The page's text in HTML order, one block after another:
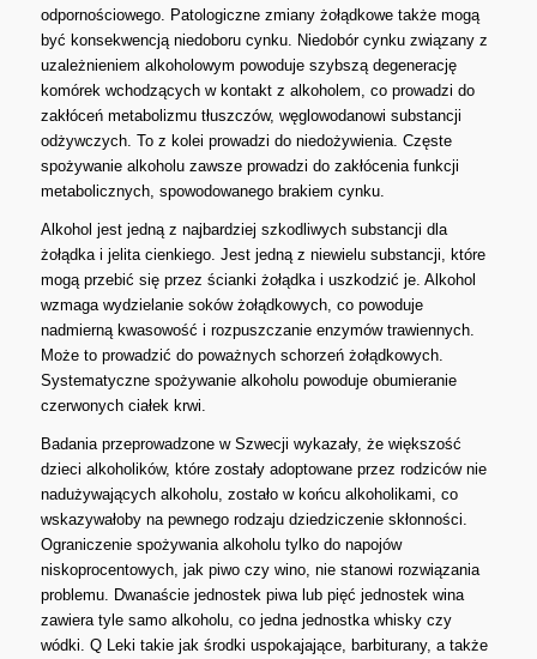
odpornościowego. Patologiczne zmiany żołądkowe także mogą
być konsekwencją niedoboru cynku. Niedobór cynku związany z
uzależnieniem alkoholowym powoduje szybszą degenerację
komórek wchodzących w kontakt z alkoholem, co prowadzi do
zakłóceń metabolizmu tłuszczów, węglowodanowi substancji
odżywczych. To z kolei prowadzi do niedożywienia. Częste
spożywanie alkoholu zawsze prowadzi do zakłócenia funkcji
metabolicznych, spowodowanego brakiem cynku.
Alkohol jest jedną z najbardziej szkodliwych substancji dla
żołądka i jelita cienkiego. Jest jedną z niewielu substancji, które
mogą przebić się przez ścianki żołądka i uszkodzić je. Alkohol
wzmaga wydzielanie soków żołądkowych, co powoduje
nadmierną kwasowość i rozpuszczanie enzymów trawiennych.
Może to prowadzić do poważnych schorzeń żołądkowych.
Systematyczne spożywanie alkoholu powoduje obumieranie
czerwonych ciałek krwi.
Badania przeprowadzone w Szwecji wykazały, że większość
dzieci alkoholików, które zostały adoptowane przez rodziców nie
nadużywających alkoholu, zostało w końcu alkoholikami, co
wskazywałoby na pewnego rodzaju dziedziczenie skłonności.
Ograniczenie spożywania alkoholu tylko do napojów
niskoprocentowych, jak piwo czy wino, nie stanowi rozwiązania
problemu. Dwanaście jednostek piwa lub pięć jednostek wina
zawiera tyle samo alkoholu, co jedna jednostka whisky czy
wódki. Q Leki takie jak środki uspokajające, barbiturany, a także